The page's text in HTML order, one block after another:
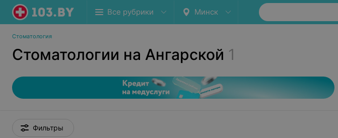
Все рубрики Минск
Стоматология
Стоматологии на Ангарской 1
Фильтры